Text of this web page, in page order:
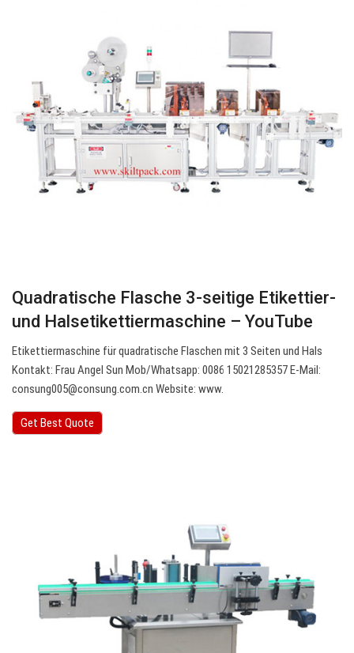
Quadratische Flasche 3-seitige Etikettier-
und Halsetikettiermaschine – YouTube
Etikettiermaschine für quadratische Flaschen mit 3 Seiten und Hals
Kontakt: Frau Angel Sun Mob/Whatsapp: 0086 15021285357 E-Mail:
consung005@consung.com.cn Website: www.
Get Best Quote